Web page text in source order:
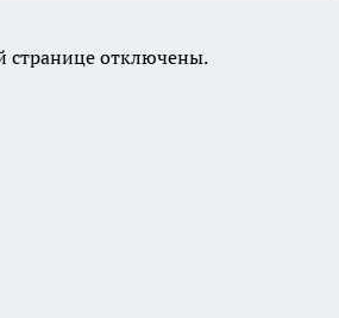
странице отключены.